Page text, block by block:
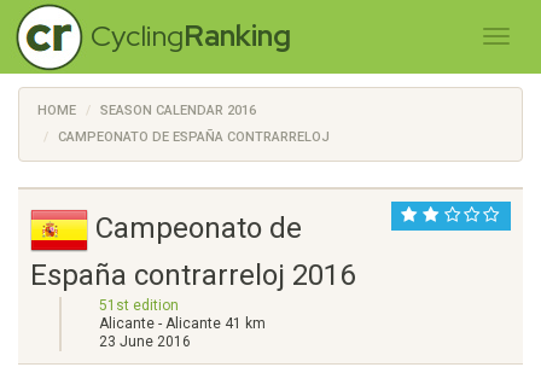
CyclingRanking
HOME
SEASON CALENDAR 2016
CAMPEONATO DE ESPAÑA CONTRARRELOJ
Campeonato de
España contrarreloj 2016
51st edition
Alicante - Alicante 41 km
23 June 2016